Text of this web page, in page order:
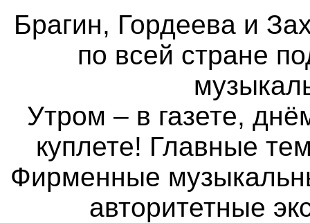
Брагин, Гордеева и
по всей стране
Утром – в газете,
куплете! Главные
Фирменные
авторитетные